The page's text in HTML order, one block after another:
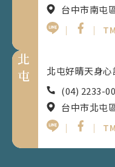
台中市南屯
｜
｜
北
屯
北屯好晴天身心
(04) 2233-
台中市北屯
｜
｜